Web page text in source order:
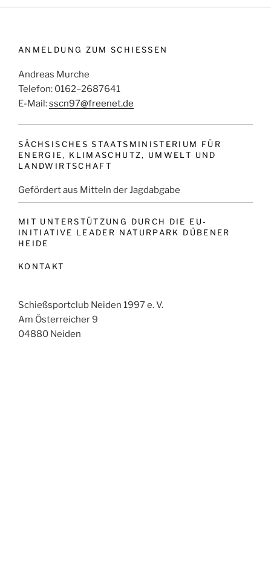
ANMELDUNG ZUM SCHIESSEN
Andreas Murche
Telefon: 0162–2687641
E-Mail:sscn97@freenet.de
SÄCHSISCHES STAATSMINISTERIUM FÜR
ENERGIE, KLIMASCHUTZ, UMWELT UND
LANDWIRTSCHAFT
Gefördert aus Mitteln der Jagdabgabe
MIT UNTERSTÜTZUNG DURCH DIE EU-
INITIATIVE LEADER NATURPARK DÜBENER
HEIDE
KONTAKT
Schießsportclub Neiden 1997 e. V.
Am Österreicher 9
04880 Neiden